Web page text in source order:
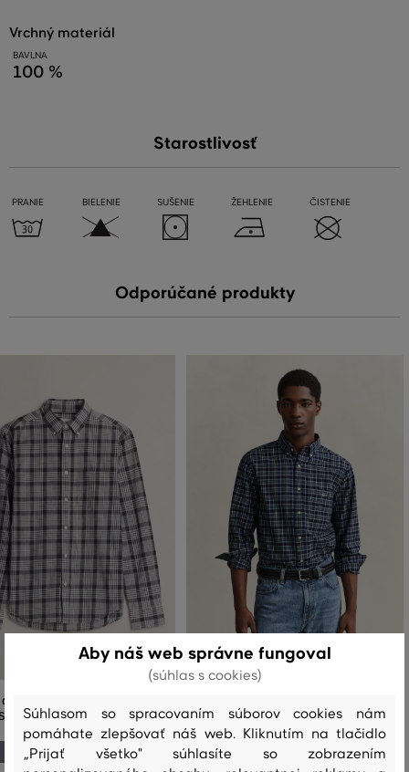
vrchný materiál
BAVLNA
100 %
Starostlivosť
PRANIE BIELENIE SUŠENIE ŽEHLENIE ČISTENIE
Odporúčané produkty
REG POPLIN MELANGE
149 90 €
INDIGO CHECK
129,90 €
Aby náš web správne fungoval
(súhlas s cookies)
Súhlasom so spracovaním súborov cookies nám
pomáhate zlepšovať náš web. Kliknutím na tlačidlo
„Prijať všetko" súhlasíte so zobrazením